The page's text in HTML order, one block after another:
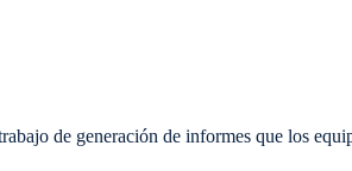
de generación de informes que los